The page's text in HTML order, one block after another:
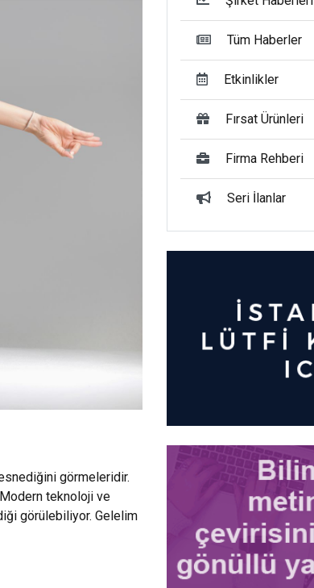
görmeleridir.
Modern teknoloji ve
görülebiliyor. Gelelim
Tüm Haberler
Etkinlikler
Fırsat Ürünleri
Firma Rehberi
Seri İlanlar